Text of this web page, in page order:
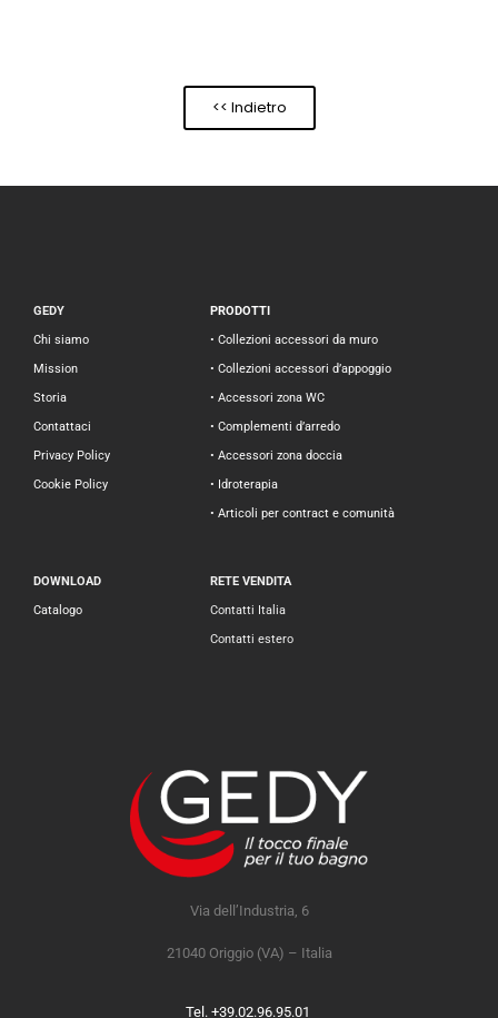
<< Indietro
GEDY
Chi siamo
Mission
Storia
Contattaci
Privacy Policy
Cookie Policy
PRODOTTI
• Collezioni accessori da muro
• Collezioni accessori d’appoggio
• Accessori zona WC
• Complementi d’arredo
• Accessori zona doccia
• Idroterapia
• Articoli per contract e comunità
DOWNLOAD
Catalogo
RETE VENDITA
Contatti Italia
Contatti estero
Via dell’Industria, 6
21040 Origgio (VA) – Italia
Tel. +39.02.96.95.01